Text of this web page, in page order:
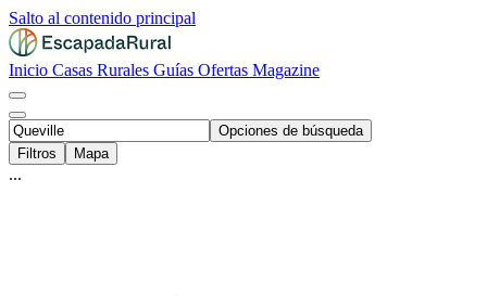
Salto al contenido principal
Inicio Casas Rurales Guías Ofertas Magazine
Opciones de búsqueda
Filtros
Mapa
...